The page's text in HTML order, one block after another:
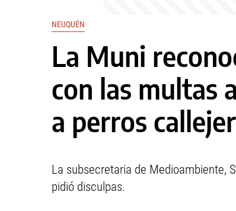
NEUQUÉN
La Muni
con las multas
a perros
La subsecretaria de Medioambiente,
pidió disculpas.